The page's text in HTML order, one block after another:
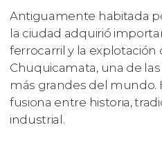
Antiguamente habitada
la ciudad adquirió
ferrocarril y la explotación
Chuquicamata, una de
más grandes del mundo.
fusiona entre historia,
industrial.